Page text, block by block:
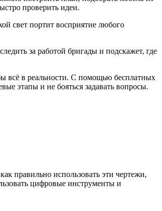
проверить идеи.
свет портит восприятие любого
за работой бригады и подскажет, где
всё в реальности. С помощью бесплатных
этапы и не бояться задавать вопросы.
правильно использовать эти чертежи,
цифровые инструменты и